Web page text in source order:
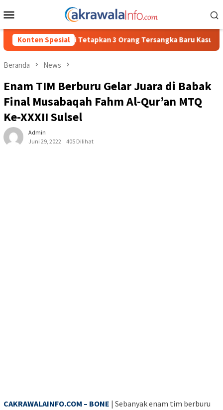
ke
Mobile
Konten Spesial
3 Orang Tersangka Baru Kasus Penyalahgunaan BBM Subsidi
Beranda News
Enam TIM Berburu Gelar Juara di Babak
Final Musabaqah Fahm Al-Qur’an MTQ
Ke-XXXII Sulsel
Admin
Juni 29, 2022
405 Dilihat
CAKRAWALAINFO.COM – BONE | Sebanyak enam tim berburu